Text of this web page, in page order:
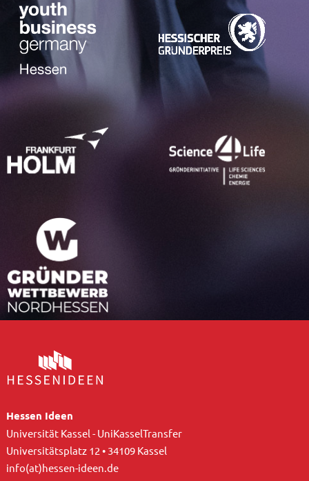
Hessen Ideen
Universität Kassel - UniKasselTransfer
Universitätsplatz 12 • 34109 Kassel
info(at)hessen-ideen.de